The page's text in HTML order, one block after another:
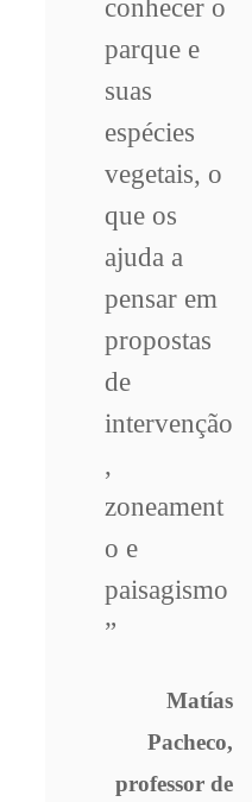
conhecer o
parque e
suas
espécies
vegetais, o
que os
ajuda a
pensar em
propostas
de
intervenção
,
zoneament
o e
paisagismo
”
Matías
Pacheco,
professor de